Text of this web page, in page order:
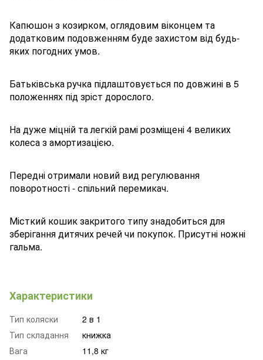
Капюшон з козирком, оглядовим віконцем та
додатковим подовженням буде захистом від будь-
яких погодних умов.
Батьківська ручка підлаштовується по довжині в 5
положеннях під зріст дорослого.
На дуже міцній та легкій рамі розміщені 4 великих
колеса з амортизацією.
Передні отримали новий вид регулювання
поворотності - спільний перемикач.
Місткий кошик закритого типу знадобиться для
зберігання дитячих речей чи покупок. Присутні ножні
гальма.
Характеристики
Тип коляски
2 в 1
Тип складання
книжка
Вага
11,8 кг